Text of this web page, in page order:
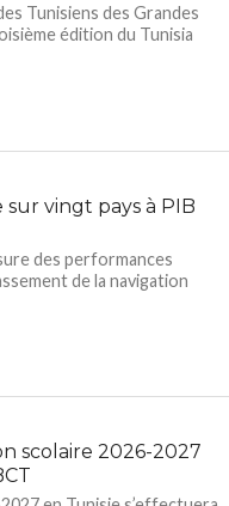
Tunisiens des Grandes
édition du Tunisia
sur vingt pays à PIB
des performances
de la navigation
scolaire 2026-2027